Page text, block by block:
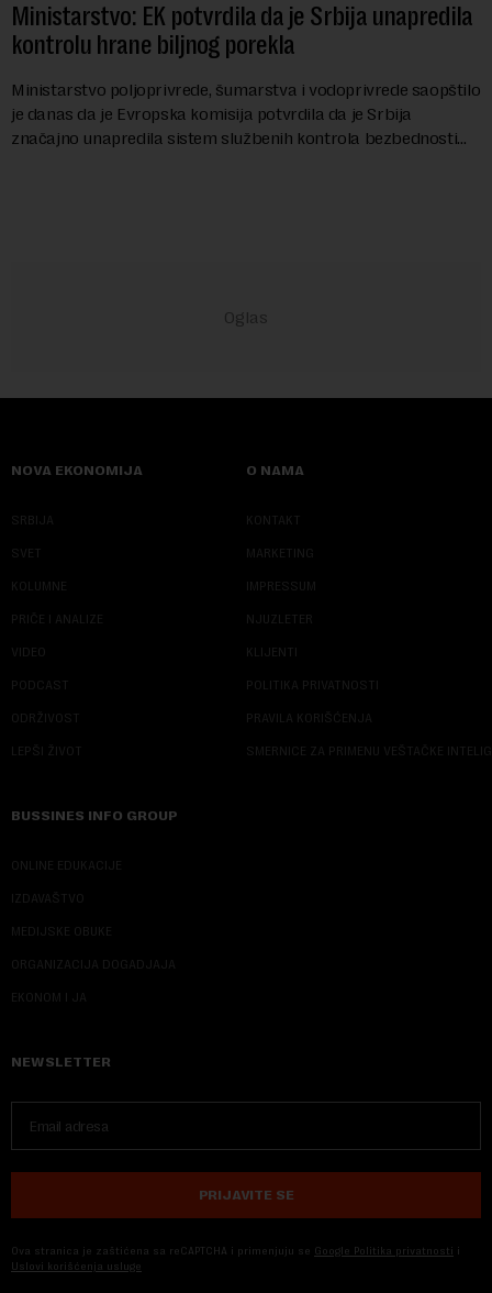
Ministarstvo: EK potvrdila da je Srbija unapredila
kontrolu hrane biljnog porekla
Ministarstvo poljoprivrede, šumarstva i vodoprivrede saopštilo
je danas da je Evropska komisija potvrdila da je Srbija
značajno unapredila sistem službenih kontrola bezbednosti
NOVA EKONOMIJA
SRBIJA
SVET
KOLUMNE
PRIČE I ANALIZE
VIDEO
PODCAST
ODRŽIVOST
LEPŠI ŽIVOT
O NAMA
KONTAKT
MARKETING
IMPRESSUM
NJUZLETER
KLIJENTI
POLITIKA PRIVATNOSTI
PRAVILA KORIŠĆENJA
SMERNICE ZA PRIMENU VEŠTAČKE
BUSSINES INFO GROUP
ONLINE EDUKACIJE
IZDAVAŠTVO
MEDIJSKE OBUKE
ORGANIZACIJA DOGADJAJA
EKONOM I JA
NEWSLETTER
PRIJAVITE SE
Ova stranica je zaštićena sa reCAPTCHA i primenjuju se Google Politika privatnosti i
Uslovi korišćenja usluge